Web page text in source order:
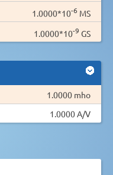
1.0000*10-6 MS
1.0000*10-9 GS
1.0000 mho
1.0000 A/V